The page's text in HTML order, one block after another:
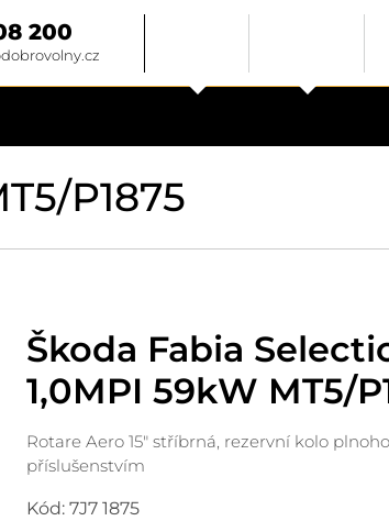
200
P1875
Škoda Fabia
1,0MPI 59kW MT5/
Rotare Aero 15" stříbrná, rezervní kolo
příslušenstvím
Kód: 7J7 1875